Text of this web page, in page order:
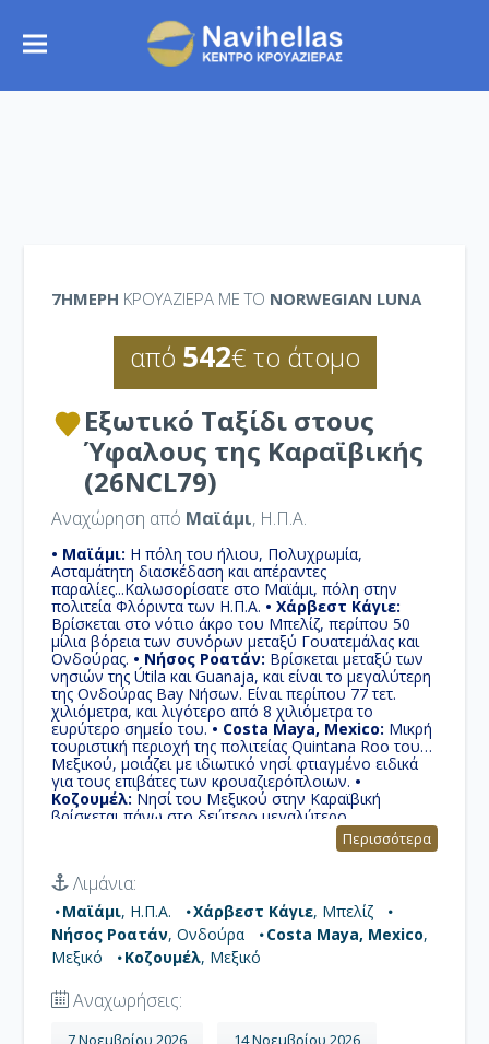
7ΉΜΕΡΗ ΚΡΟΥΑΖΙΕΡΑ ΜΕ ΤΟ NORWEGIAN LUNA
από 542€ το άτομο
Εξωτικό Ταξίδι στους
Ύφαλους της Καραϊβικής
(26NCL79)
Αναχώρηση από Μαϊάμι, Η.Π.Α.
• Μαϊάμι: Η πόλη του ήλιου, Πολυχρωμία,
Ασταμάτητη διασκέδαση και απέραντες
παραλίες...Καλωσορίσατε στο Μαϊάμι, πόλη στην
πολιτεία Φλόριντα των Η.Π.Α. • Χάρβεστ Κάγιε:
Βρίσκεται στο νότιο άκρο του Μπελίζ, περίπου 50
μίλια βόρεια των συνόρων μεταξύ Γουατεμάλας και
Ονδούρας. • Νήσος Ροατάν: Βρίσκεται μεταξύ των
νησιών της Útila και Guanaja, και είναι το μεγαλύτερη
της Ονδούρας Bay Νήσων. Είναι περίπου 77 τετ.
χιλιόμετρα, και λιγότερο από 8 χιλιόμετρα το
ευρύτερο σημείο του.• Costa Maya, Mexico: Μικρή
τουριστική περιοχή της πολιτείας Quintana Roo του
Μεξικού, μοιάζει με ιδιωτικό νησί φτιαγμένο ειδικά
για τους επιβάτες των κρουαζιερόπλοιων. •
Κοζουμέλ: Νησί του Μεξικού στην Καραϊβική
βρίσκεται πάνω στο δεύτερο μεγαλύτερο
κοραλλιογενή ύφαλο του κόσμου. Ετοιμαστείτε για
βουτιές που θα σας κόψουν την ανάσα, κολύμπι σε
καταγάλανα νερά δίπλα σε δελφίνια και θαλάσσια
σπορ!
Περισσότερα
Λιμάνια:
Μαϊάμι, Η.Π.Α. Χάρβεστ Κάγιε, Μπελίζ
Νήσος Ροατάν, Ονδούρα Costa Maya, Mexico,
Μεξικό
Κοζουμέλ, Μεξικό
Αναχωρήσεις:
7 Νοεμβρίου 2026 14 Νοεμβρίου 2026